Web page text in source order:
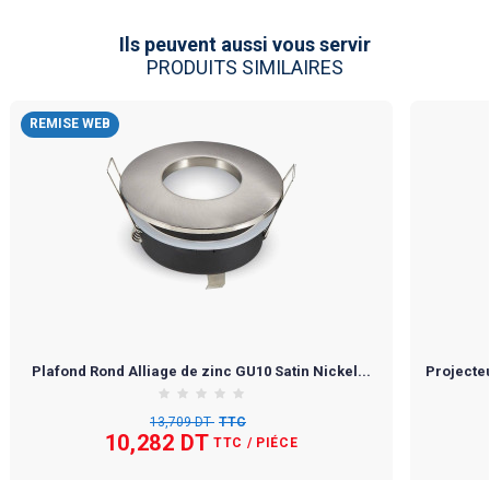
Ils peuvent aussi vous servir
PRODUITS SIMILAIRES
REMISE WEB
Plafond Rond Alliage de zinc GU10 Satin Nickel...
13,709 DT TTC
10,282 DT TTC / PIÉCE